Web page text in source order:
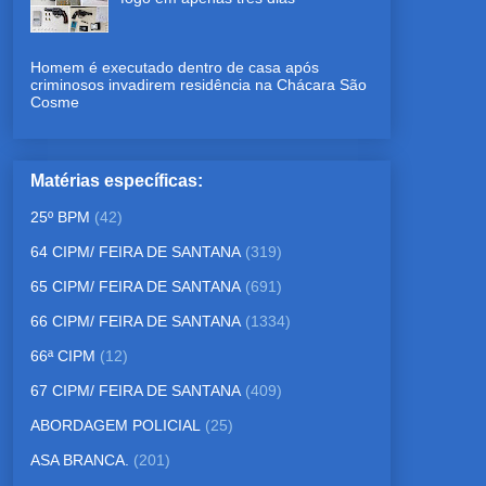
Homem é executado dentro de casa após
criminosos invadirem residência na Chácara São
Cosme
Matérias específicas:
25º BPM (42)
64 CIPM/ FEIRA DE SANTANA (319)
65 CIPM/ FEIRA DE SANTANA (691)
66 CIPM/ FEIRA DE SANTANA (1334)
66ª CIPM (12)
67 CIPM/ FEIRA DE SANTANA (409)
ABORDAGEM POLICIAL (25)
ASA BRANCA. (201)